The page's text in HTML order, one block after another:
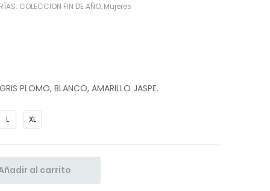
COLECCION FIN DE AÑO, Mujeres
PLOMO, BLANCO, AMARILLO JASPE.
L XL
al carrito